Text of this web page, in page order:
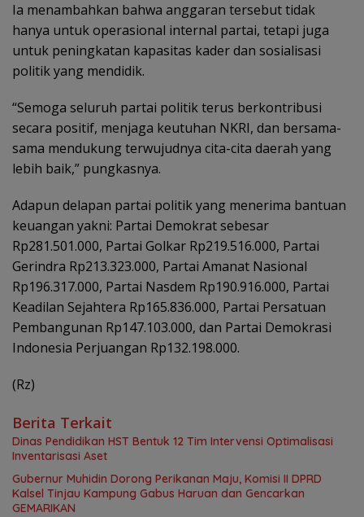
Ia menambahkan bahwa anggaran tersebut tidak
hanya untuk operasional internal partai, tetapi juga
untuk peningkatan kapasitas kader dan sosialisasi
politik yang mendidik.
“Semoga seluruh partai politik terus berkontribusi
secara positif, menjaga keutuhan NKRI, dan bersama-
sama mendukung terwujudnya cita-cita daerah yang
lebih baik,” pungkasnya.
Adapun delapan partai politik yang menerima bantuan
keuangan yakni: Partai Demokrat sebesar
Rp281.501.000, Partai Golkar Rp219.516.000, Partai
Gerindra Rp213.323.000, Partai Amanat Nasional
Rp196.317.000, Partai Nasdem Rp190.916.000, Partai
Keadilan Sejahtera Rp165.836.000, Partai Persatuan
Pembangunan Rp147.103.000, dan Partai Demokrasi
Indonesia Perjuangan Rp132.198.000.
(Rz)
Berita Terkait
Dinas Pendidikan HST Bentuk 12 Tim Intervensi Optimalisasi
Inventarisasi Aset
Gubernur Muhidin Dorong Perikanan Maju, Komisi II DPRD
Kalsel Tinjau Kampung Gabus Haruan dan Gencarkan
GEMARIKAN